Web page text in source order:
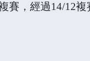
，經過14/12